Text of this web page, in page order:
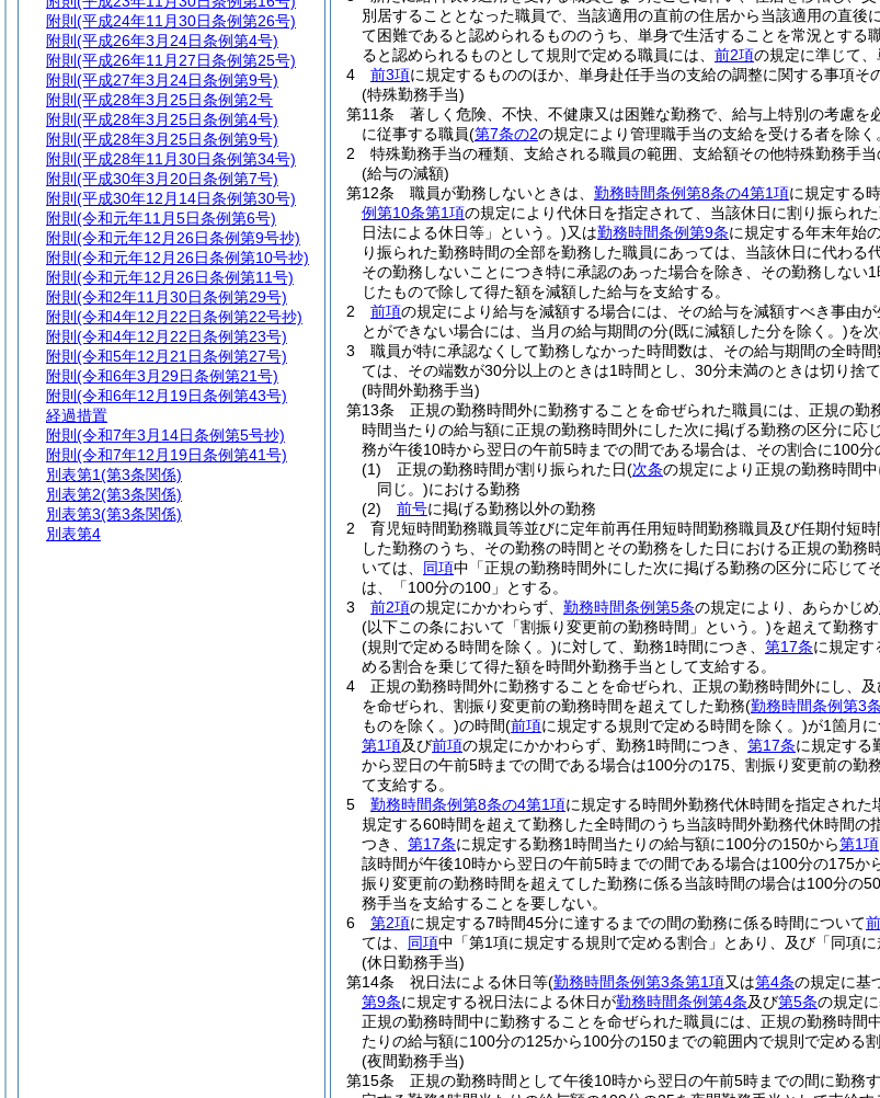
別居することとなった職員で、当該適用の直前の住居から当該適用の直
て困難であると認められるもののうち、単身で生活することを常況とする
ると認められるものとして規則で定める職員には、 前2項の規定に準じて、
4
前3項に規定するもののほか、単身赴任手当の支給の調整に関する事項そ
(特殊勤務手当)
第11条
著しく危険、不快、不健康又は困難な勤務で、給与上特別の考慮
に従事する職員(第7条の2の規定により管理職手当の支給を受ける者を除く
2
特殊勤務手当の種類、支給される職員の範囲、支給額その他特殊勤務手
(給与の減額)
第12条
職員が勤務しないときは、 勤務時間条例第8条の4第1項に規定する
例第10条第1項の規定により代休日を指定されて、当該休日に割り振られ
日法による休日等」という。)又は勤務時間条例第9条に規定する年末年始
り振られた勤務時間の全部を勤務した職員にあっては、当該休日に代わる
その勤務しないことにつき特に承認のあった場合を除き、その勤務しな
じたもので除して得た額を減額した給与を支給する。
2
前項の規定により給与を減額する場合には、その給与を減額すべき事由
とができない場合には、当月の給与期間の分(既に減額した分を除く。)を
3
職員が特に承認なくして勤務しなかった時間数は、その給与期間の全時
ては、その端数が30分以上のときは1時間とし、30分未満のときは切り捨て
(時間外勤務手当)
第13条
正規の勤務時間外に勤務することを命ぜられた職員には、正規の勤
時間当たりの給与額に正規の勤務時間外にした次に掲げる勤務の区分に
務が午後10時から翌日の午前5時までの間である場合は、その割合に100
(1)
正規の勤務時間が割り振られた日(次条の規定により正規の勤務時間
同じ。)における勤務
(2)
前号に掲げる勤務以外の勤務
2
育児短時間勤務職員等並びに定年前再任用短時間勤務職員及び任期付短
した勤務のうち、その勤務の時間とその勤務をした日における正規の勤
いては、 同項中「正規の勤務時間外にした次に掲げる勤務の区分に応じ
は、「100分の100」とする。
3
前2項の規定にかかわらず、 勤務時間条例第5条の規定により、あらかじめ
(以下この条において「割振り変更前の勤務時間」という。)を超えて勤務
(規則で定める時間を除く。)に対して、勤務1時間につき、 第17条に規定す
める割合を乗じて得た額を時間外勤務手当として支給する。
4
正規の勤務時間外に勤務することを命ぜられ、正規の勤務時間外にし、及
を命ぜられ、割振り変更前の勤務時間を超えてした勤務(勤務時間条例第3
ものを除く。)の時間(前項に規定する規則で定める時間を除く。)が1箇月
第1項及び前項の規定にかかわらず、勤務1時間につき、 第17条に規定する
から翌日の午前5時までの間である場合は100分の175、割振り変更前の勤
て支給する。
5
勤務時間条例第8条の4第1項に規定する時間外勤務代休時間を指定された
規定する60時間を超えて勤務した全時間のうち当該時間外勤務代休時間
つき、 第17条に規定する勤務1時間当たりの給与額に100分の150から第1項
該時間が午後10時から翌日の午前5時までの間である場合は100分の175か
振り変更前の勤務時間を超えてした勤務に係る当該時間の場合は100分の
務手当を支給することを要しない。
6
第2項に規定する7時間45分に達するまでの間の勤務に係る時間について
ては、 同項中「第1項に規定する規則で定める割合」とあり、及び「同項
(休日勤務手当)
第14条
祝日法による休日等(勤務時間条例第3条第1項又は第4条の規定に基
第9条に規定する祝日法による休日が勤務時間条例第4条及び第5条の規定
正規の勤務時間中に勤務することを命ぜられた職員には、正規の勤務時間
たりの給与額に100分の125から100分の150までの範囲内で規則で定める
(夜間勤務手当)
第15条
正規の勤務時間として午後10時から翌日の午前5時までの間に勤務
附則 (平成24年11月30日条例第26号)
附則 (平成26年3月24日条例第4号)
附則 (平成26年11月27日条例第25号)
附則 (平成27年3月24日条例第9号)
附則 (平成28年3月25日条例第2号
附則 (平成28年3月25日条例第4号)
附則 (平成28年3月25日条例第9号)
附則 (平成28年11月30日条例第34号)
附則 (平成30年3月20日条例第7号)
附則 (平成30年12月14日条例第30号)
附則 (令和元年11月5日条例第6号)
附則 (令和元年12月26日条例第9号抄)
附則 (令和元年12月26日条例第10号抄)
附則 (令和元年12月26日条例第11号)
附則 (令和2年11月30日条例第29号)
附則 (令和4年12月22日条例第22号抄)
附則 (令和4年12月22日条例第23号)
附則 (令和5年12月21日条例第27号)
附則 (令和6年3月29日条例第21号)
附則 (令和6年12月19日条例第43号)
経過措置
附則 (令和7年3月14日条例第5号抄)
附則 (令和7年12月19日条例第41号)
別表第1(第3条関係)
別表第2(第3条関係)
別表第3(第3条関係)
別表第4